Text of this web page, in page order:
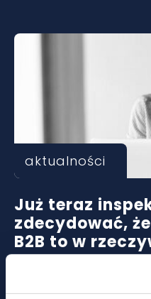
aktualności
Już teraz
zdecydować,
B2B to w